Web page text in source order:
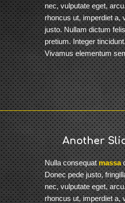
nec, vulputate eget,
rhoncus ut, imperdiet a,
justo. Nullam dictum
pretium. Integer
Vivamus elementum
Another
Nulla consequatmassa
Donec pede justo,
nec, vulputate eget,
rhoncus ut, imperdiet a,